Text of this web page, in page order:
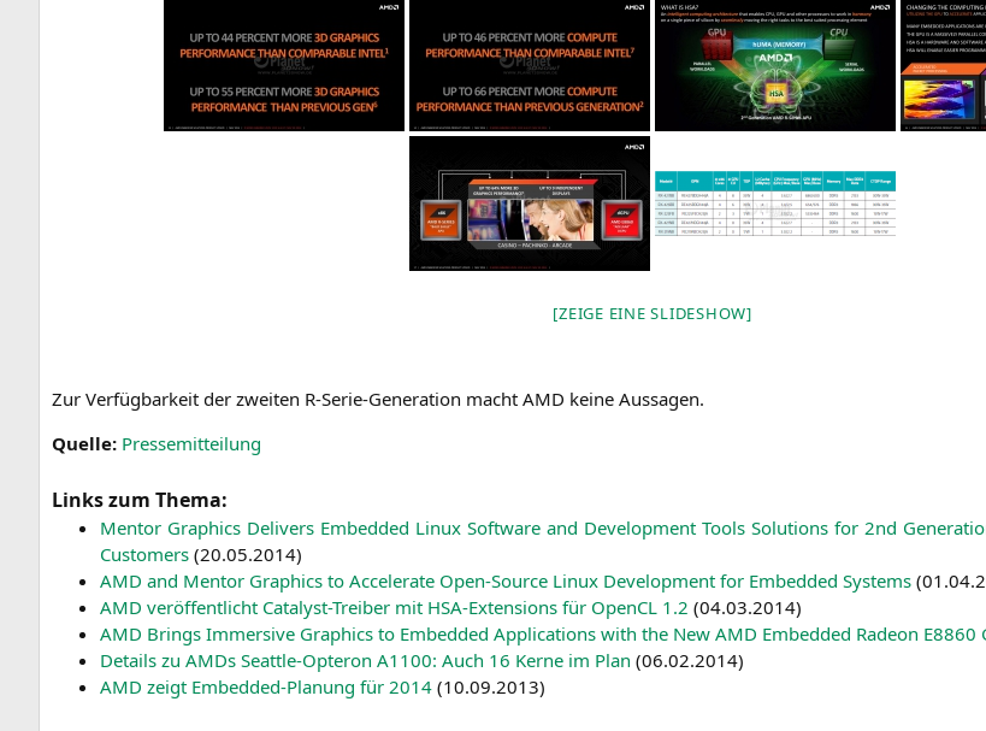
[ZEI­GE EINE SLIDESHOW]
Zur Ver­füg­bar­keit der zwei­ten R‑Se­rie-Gene­ra­ti­on macht AMD kei­ne Aussagen.
Quel­le: Pres­se­mit­tei­lung
Links zum Thema:
Men­tor Gra­phics Deli­vers Embedded Linux Soft­ware and Deve­lo­p­ment Tools Solu­ti­ons for 2nd
Cus­to­mers (20.05.2014)
AMD and Men­tor Gra­phics to Acce­le­ra­te Open-Source Linux Deve­lo­p­ment for Embedded Sys­tems (
AMD ver­öf­fent­licht Cata­lyst-Trei­ber mit HSA-Exten­si­ons für Open­CL 1.2 (04.03.2014)
AMD Brings Immersi­ve Gra­phics to Embedded Appli­ca­ti­ons with the New AMD Embedded Rade­on E8860
Details zu AMDs Seat­tle-Opte­ron A1100: Auch 16 Ker­ne im Plan (06.02.2014)
AMD zeigt Embedded-Pla­nung für 2014 (10.09.2013)